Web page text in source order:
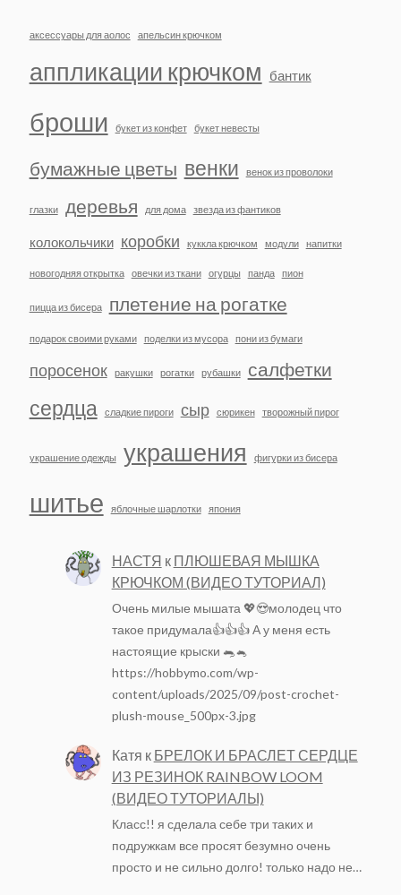
аксессуары для аолос апельсин крючком
аппликации крючком бантик
броши букет из конфет букет невесты
бумажные цветы венки венок из проволоки
глазки деревья для дома звезда из фантиков
колокольчики коробки куккла крючком модули напитки
новогодняя открытка овечки из ткани огурцы панда пион
пицца из бисера плетение на рогатке
подарок своими руками поделки из мусора пони из бумаги
поросенок ракушки рогатки рубашки салфетки
сердца сладкие пироги сыр сюрикен творожный пирог
украшение одежды украшения фигурки из бисера
шитье яблочные шарлотки япония
НАСТЯ к ПЛЮШЕВАЯ МЫШКА
КРЮЧКОМ (ВИДЕО ТУТОРИАЛ)
Очень милые мышата 💖😍молодец что
такое придумала👍👍👍 А у меня есть
настоящие крыски 🐀🐁
https://hobbymo.com/wp-
content/uploads/2025/09/post-crochet-
plush-mouse_500px-3.jpg
Катя к БРЕЛОК И БРАСЛЕТ СЕРДЦЕ
ИЗ РЕЗИНОК RAINBOW LOOM
(ВИДЕО ТУТОРИАЛЫ)
Класс!! я сделала себе три таких и
подружкам все просят безумно очень
просто и не сильно долго! только надо не…